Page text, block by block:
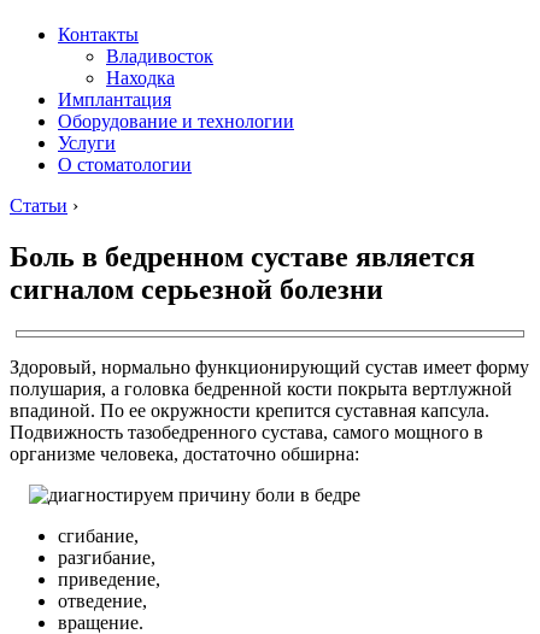
Контакты
Владивосток
Находка
Имплантация
Оборудование и технологии
Услуги
О стоматологии
Статьи ›
Боль в бедренном суставе является
сигналом серьезной болезни
Здоровый, нормально функционирующий сустав имеет форму
полушария, а головка бедренной кости покрыта вертлужной
впадиной. По ее окружности крепится суставная капсула.
Подвижность тазобедренного сустава, самого мощного в
организме человека, достаточно обширна:
сгибание,
разгибание,
приведение,
отведение,
вращение.